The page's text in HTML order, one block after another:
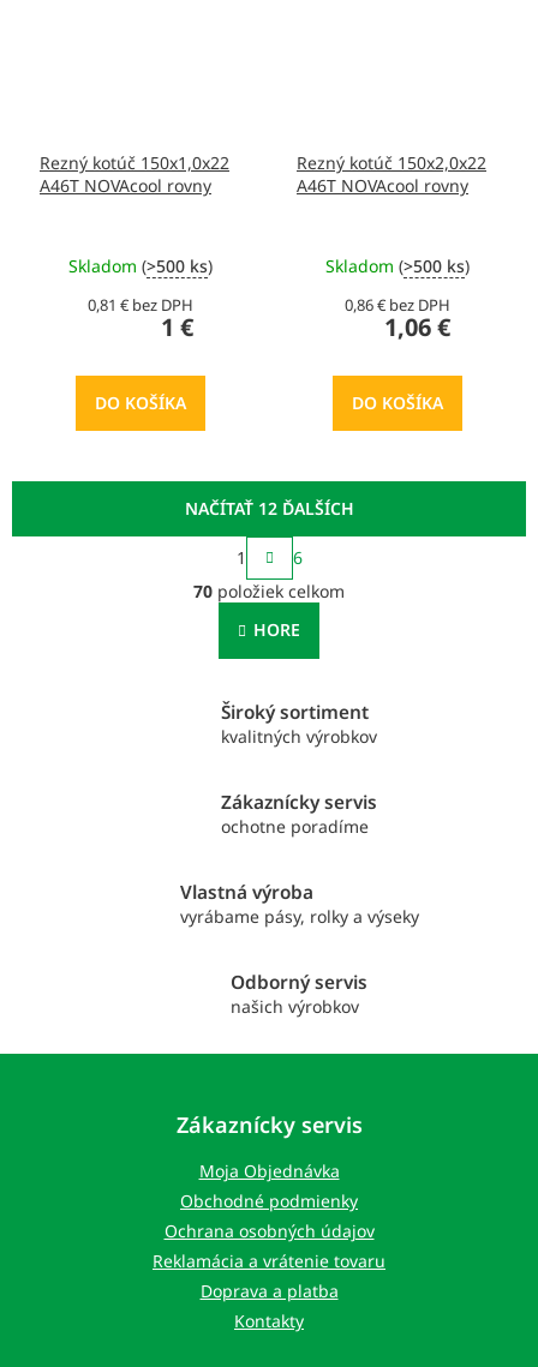
Rezný kotúč 150x1,0x22
A46T NOVAcool rovny
Skladom (>500 ks)
0,81 € bez DPH
1 €
DO KOŠÍKA
Rezný kotúč 150x2,0x22
A46T NOVAcool rovny
Skladom (>500 ks)
0,86 € bez DPH
1,06 €
DO KOŠÍKA
O
v
l
á
c
i
r
v
v
ý
s
u
NAČÍTAŤ 12 ĎALŠÍCH
S
t
r
á
n
k
o
a
n
i
1
6
70 položiek celkom
HORE
Široký sortiment
kvalitných výrobkov
Zákaznícky servis
ochotne poradíme
Vlastná výroba
vyrábame pásy, rolky a výseky
Odborný servis
našich výrobkov
Z
Zákaznícky servis
Moja Objednávka
Obchodné podmienky
Ochrana osobných údajov
Reklamácia a vrátenie tovaru
Doprava a platba
Kontakty